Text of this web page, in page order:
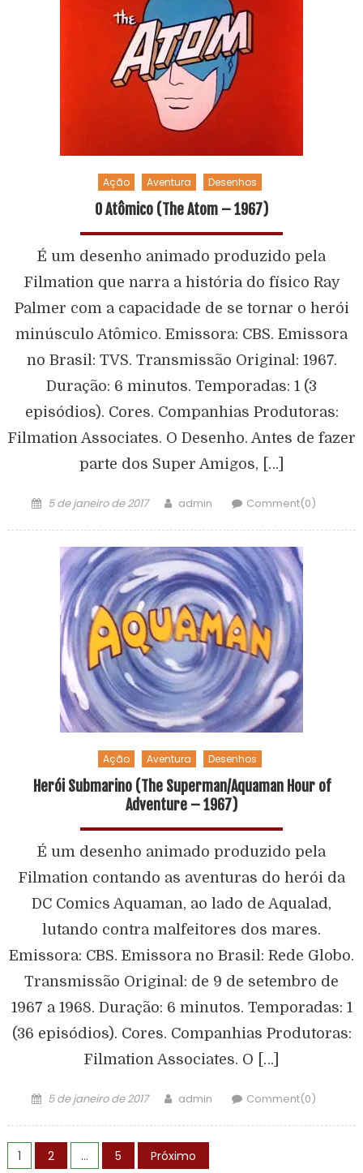
Ação Aventura Desenhos
O Atômico (The Atom – 1967)
É um desenho animado produzido pela
Filmation que narra a história do físico Ray
Palmer com a capacidade de se tornar o herói
minúsculo Atômico. Emissora: CBS. Emissora
no Brasil: TVS. Transmissão Original: 1967.
Duração: 6 minutos. Temporadas: 1 (3
episódios). Cores. Companhias Produtoras:
Filmation Associates. O Desenho. Antes de fazer
parte dos Super Amigos, […]
5 de janeiro de 2017 admin Comment(0)
Ação Aventura Desenhos
Herói Submarino (The Superman/Aquaman Hour of
Adventure – 1967)
É um desenho animado produzido pela
Filmation contando as aventuras do herói da
DC Comics Aquaman, ao lado de Aqualad,
lutando contra malfeitores dos mares.
Emissora: CBS. Emissora no Brasil: Rede Globo.
Transmissão Original: de 9 de setembro de
1967 a 1968. Duração: 6 minutos. Temporadas: 1
(36 episódios). Cores. Companhias Produtoras:
Filmation Associates. O […]
5 de janeiro de 2017 admin Comment(0)
1 2 … 5 Próximo